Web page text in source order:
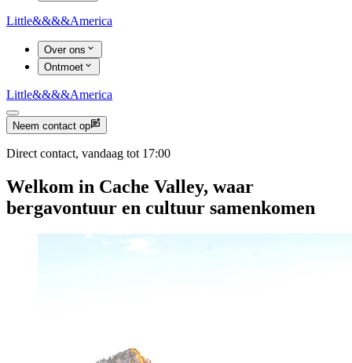
Little&&&&America
Over ons
Ontmoet
Little&&&&America
Neem contact op
Direct contact, vandaag tot 17:00
Welkom in Cache Valley, waar
bergavontuur en cultuur samenkomen